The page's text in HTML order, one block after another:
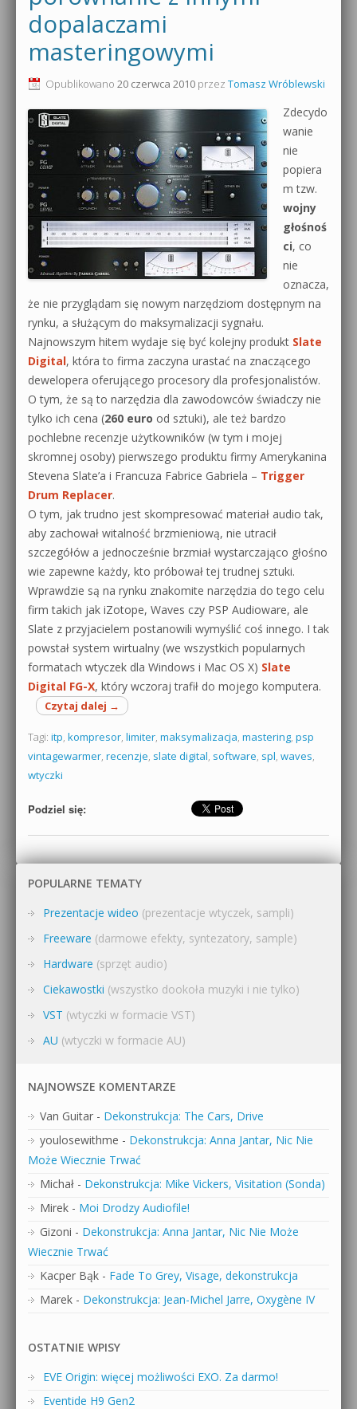
Produkcja muzyczna od podstaw
Sylenth1 od podstaw
Sound Forge od podstaw
Dubstep z syntezatorem Massive
Kontakt 5 Kompendium
Pakiety
0dB.pl - informacje
Newsletter
Materiały dla mediów
Archiwum aktualności
Polityka prywatności
Regulamin
Działanie sklepu internetowego
Wyszukiwanie
dopalaczami
masteringowymi
Opublikowano 20 czerwca 2010 przez Tomasz Wróblewski
Zdecydo
wanie
nie
popiera
m tzw.
wojny
głośnoś
ci, co
nie
oznacza,
że nie przyglądam się nowym narzędziom dostępnym na
rynku, a służącym do maksymalizacji sygnału.
Najnowszym hitem wydaje się być kolejny produkt Slate
Digital, która to firma zaczyna urastać na znaczącego
dewelopera oferującego procesory dla profesjonalistów.
O tym, że są to narzędzia dla zawodowców świadczy nie
tylko ich cena (260 euro od sztuki), ale też bardzo
pochlebne recenzje użytkowników (w tym i mojej
skromnej osoby) pierwszego produktu firmy Amerykanina
Stevena Slate’a i Francuza Fabrice Gabriela – Trigger
Drum Replacer.
O tym, jak trudno jest skompresować materiał audio tak,
aby zachował witalność brzmieniową, nie utracił
szczegółów a jednocześnie brzmiał wystarczająco głośno
wie zapewne każdy, kto próbował tej trudnej sztuki.
Wprawdzie są na rynku znakomite narzędzia do tego celu
firm takich jak iZotope, Waves czy PSP Audioware, ale
Slate z przyjacielem postanowili wymyślić coś innego. I tak
powstał system wirtualny (we wszystkich popularnych
formatach wtyczek dla Windows i Mac OS X) Slate
Digital FG-X, który wczoraj trafił do mojego komputera.
Czytaj dalej →
Tagi: itp, kompresor, limiter, maksymalizacja, mastering, psp
vintagewarmer, recenzje, slate digital, software, spl, waves,
wtyczki
Podziel się:
POPULARNE TEMATY
Prezentacje wideo (prezentacje wtyczek, sampli)
Freeware (darmowe efekty, syntezatory, sample)
Hardware (sprzęt audio)
Ciekawostki (wszystko dookoła muzyki i nie tylko)
VST (wtyczki w formacie VST)
AU (wtyczki w formacie AU)
NAJNOWSZE KOMENTARZE
Van Guitar - Dekonstrukcja: The Cars, Drive
youlosewithme - Dekonstrukcja: Anna Jantar, Nic Nie
Może Wiecznie Trwać
Michał - Dekonstrukcja: Mike Vickers, Visitation (Sonda)
Mirek - Moi Drodzy Audiofile!
Gizoni - Dekonstrukcja: Anna Jantar, Nic Nie Może
Wiecznie Trwać
Kacper Bąk - Fade To Grey, Visage, dekonstrukcja
Marek - Dekonstrukcja: Jean-Michel Jarre, Oxygène IV
OSTATNIE WPISY
EVE Origin: więcej możliwości EXO. Za darmo!
Eventide H9 Gen2